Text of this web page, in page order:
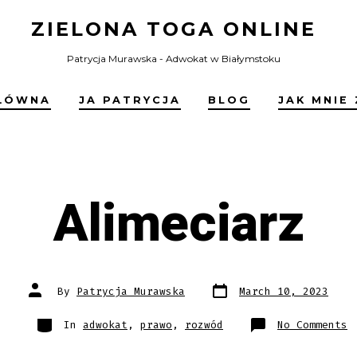
ZIELONA TOGA ONLINE
Patrycja Murawska - Adwokat w Białymstoku
JA PATRYCJA BLOG JAK MNIE
Alimeciarz
Post
author
By Patrycja Murawska Post
date
March 10, 2023
Categories
In adwokat , prawo , rozwód No Comments